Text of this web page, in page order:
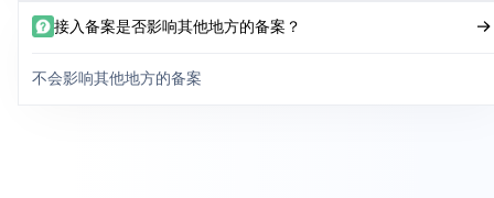
接入备案是否影响其他地方的备案？
不会影响其他地方的备案